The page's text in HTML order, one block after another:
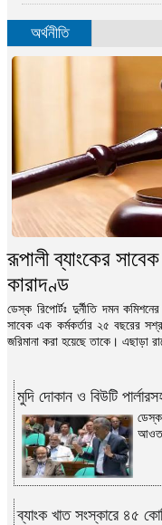
অর্থনীতি
রূপালী ব্যাংকের
কারাদণ্ড
ডেস্ক রিপোর্টঃ দুর্নীতি দমন
সাবেক এক কর্মকর্তার ২৫ বছরের
জরিমানা করা হয়েছে তাকে। এছাড়া
মুদি দোকান ও বিউটি
ব্যাংক খাত সংস্কারে ৪৫